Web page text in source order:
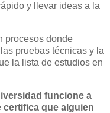
y llevar ideas a la
procesos donde
pruebas técnicas y la
la lista de estudios en
funcione a
que alguien